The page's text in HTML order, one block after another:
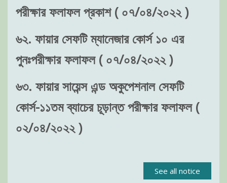
পরীক্ষার ফলাফল প্রকাশ ( ০৭/০৪/২০২২ )
৬২. ফায়ার সেফটি ম্যানেজার কোর্স ১০ এর
পুনঃপরীক্ষার ফলাফল ( ০৭/০৪/২০২২ )
৬৩. ফায়ার সায়েন্স এন্ড অকুপেশনাল সেফটি
কোর্স-১১তম ব্যাচের চূড়ান্ত পরীক্ষার ফলাফল (
০২/০৪/২০২২ )
See all notice